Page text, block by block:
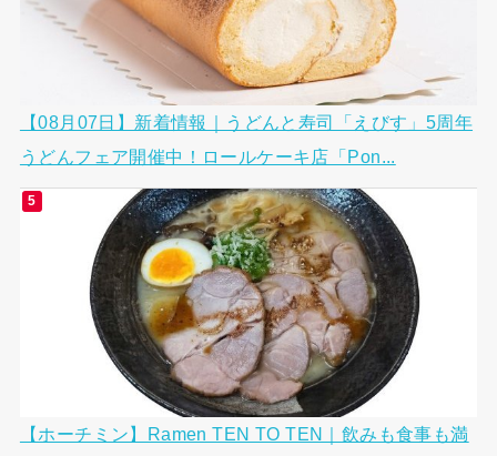
【08月07日】新着情報｜うどんと寿司「えびす」5周年
うどんフェア開催中！ロールケーキ店「Pon...
【ホーチミン】Ramen TEN TO TEN｜飲みも食事も満